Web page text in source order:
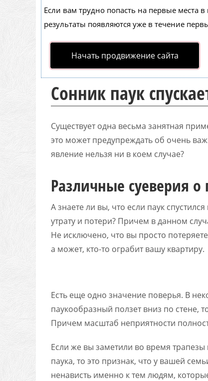
Если вам трудно попасть на первые места
результаты появляются уже в течение
Начать продвижение сайта
Сонник паук
Существует одна весьма занятная
это может предупреждать об очень
явление нельзя ни в коем случае?
Различные суеверия
А знаете ли вы, что если паук
утрату и потери? Причем в данном
Не исключено, что вы просто
а может, кто-то ограбит вашу квартиру.
Есть еще одно значение поверья. В
паукообразный ползет вниз по стене,
Причем масштаб неприятности
Если же вы заметили во время
паука, то это признак, что у вашей
ненависть именно к тем людям,